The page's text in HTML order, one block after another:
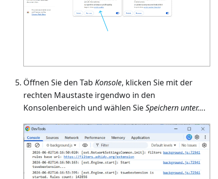
Öffnen Sie den Tab Konsole, klicken Sie mit der
rechten Maustaste irgendwo in den
Konsolenbereich und wählen SieSpeichern unter….